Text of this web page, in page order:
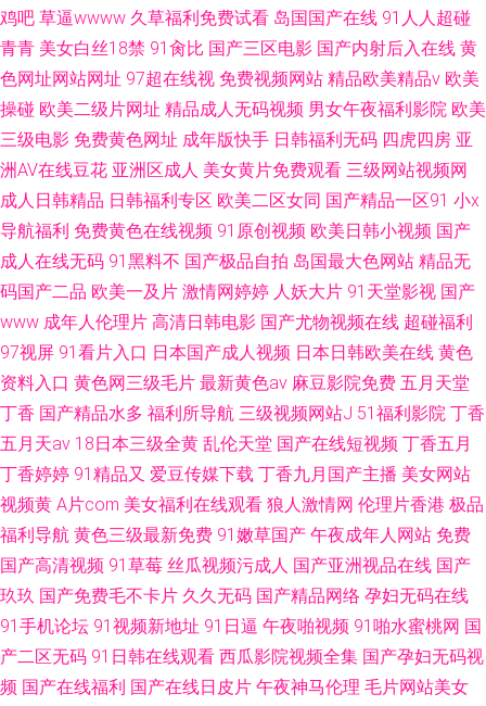
鸡吧 草逼wwww 久草福利免费试看 岛国国产在线 91人人超碰
青青 美女白丝18禁 91肏比 国产三区电影 国产内射后入在线 黄
色网址网站网址 97超在线视 免费视频网站 精品欧美精品v 欧美
操碰 欧美二级片网址 精品成人无码视频 男女午夜福利影院 欧美
三级电影 免费黄色网址 成年版快手 日韩福利无码 四虎四房 亚
洲AV在线豆花 亚洲区成人 美女黄片免费观看 三级网站视频网
成人日韩精品 日韩福利专区 欧美二区女同 国产精品一区91 小x
导航福利 免费黄色在线视频 91原创视频 欧美日韩小视频 国产
成人在线无码 91黑料不 国产极品自拍 岛国最大色网站 精品无
码国产二品 欧美一及片 激情网婷婷 人妖大片 91天堂影视 国产
www 成年人伦理片 高清日韩电影 国产尤物视频在线 超碰福利
97视屏 91看片入口 日本国产成人视频 日本日韩欧美在线 黄色
资料入口 黄色网三级毛片 最新黄色av 麻豆影院免费 五月天堂
丁香 国产精品水多 福利所导航 三级视频网站J 51福利影院 丁香
五月天av 18日本三级全黄 乱伦天堂 国产在线短视频 丁香五月
丁香婷婷 91精品又 爱豆传媒下载 丁香九月国产主播 美女网站
视频黄 A片com 美女福利在线观看 狼人激情网 伦理片香港 极品
福利导航 黄色三级最新免费 91嫩草国产 午夜成年人网站 免费
国产高清视频 91草莓 丝瓜视频污成人 国产亚洲视品在线 国产
玖玖 国产免费毛不卡片 久久无码 国产精品网络 孕妇无码在线
91手机论坛 91视频新地址 91日逼 午夜啪视频 91啪水蜜桃网 国
产二区无码 91日韩在线观看 西瓜影院视频全集 国产孕妇无码视
频 国产在线福利 国产在线日皮片 午夜神马伦理 毛片网站美女